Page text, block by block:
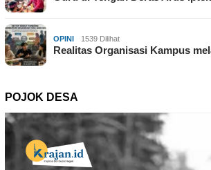
OPINI 1539 Dilihat
Realitas Organisasi Kampus
POJOK DESA